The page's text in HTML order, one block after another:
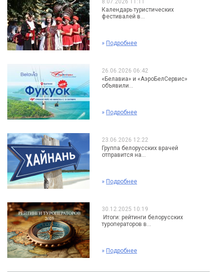
8.07.2026 11:11
Календарь туристических
фестивалей в...
» Подробнее
26.06.2026 06:42
«Белавиа» и «АэроБелСервис»
объявили...
» Подробнее
23.06.2026 12:22
Группа белорусских врачей
отправится на...
» Подробнее
30.12.2025 10:19
Итоги: рейтинги белорусских
туроператоров в...
» Подробнее